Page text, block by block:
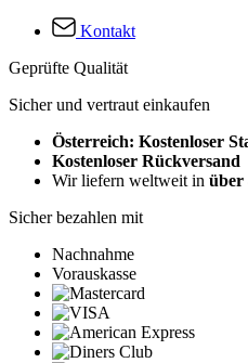
Kontakt
Geprüfte Qualität
Sicher und vertraut einkaufen
Österreich: Kostenloser
Kostenloser Rückversand
Wir liefern weltweit in über
Sicher bezahlen mit
Nachnahme
Vorauskasse